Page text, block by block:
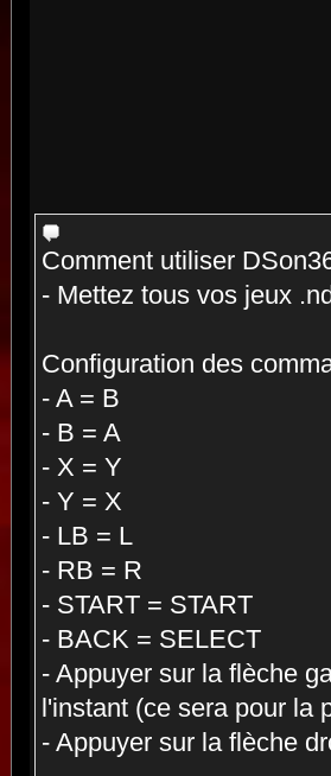
Comment utiliser
- Mettez tous vos jeux
Configuration des
- A = B
- B = A
- X = Y
- Y = X
- LB = L
- RB = R
- START = START
- BACK = SELECT
- Appuyer sur la flèche
l'instant (ce sera pour la
- Appuyer sur la flèche